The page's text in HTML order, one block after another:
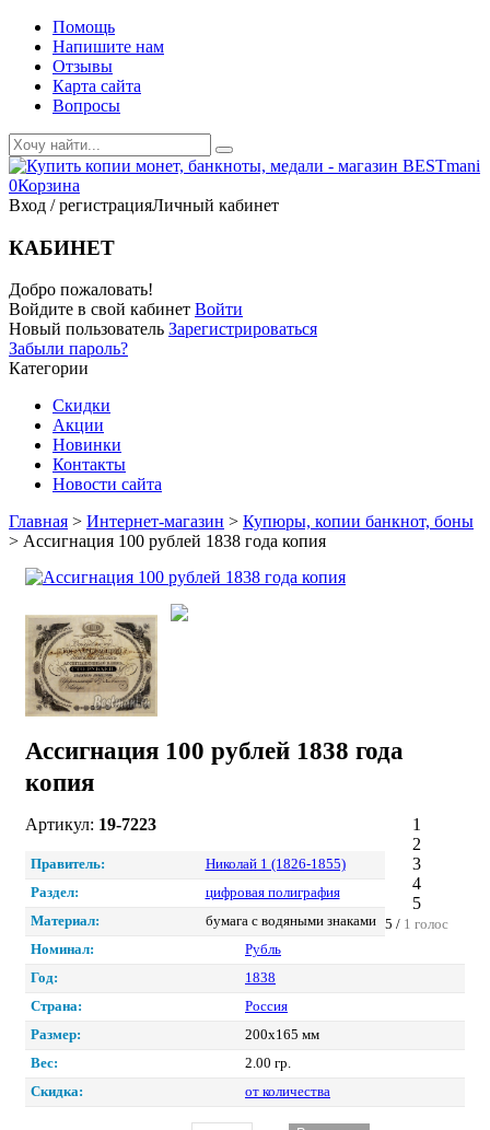
Помощь
Напишите нам
Отзывы
Карта сайта
Вопросы
0Корзина
Вход / регистрацияЛичный кабинет
КАБИНЕТ
Добро пожаловать!
Войдите в свой кабинет Войти
Новый пользователь Зарегистрироваться
Забыли пароль?
Категории
Скидки
Акции
Новинки
Контакты
Новости сайта
Главная > Интернет-магазин > Купюры, копии банкнот, боны
> Ассигнация 100 рублей 1838 года копия
Ассигнация 100 рублей 1838 года
копия
1
2
3
4
5
5 / 1 голос
Артикул: 19-7223
Правитель:
Николай 1 (1826-1855)
Раздел:
цифровая полиграфия
Материал:
бумага с водяными знаками
Номинал:
Рубль
Год:
1838
Страна:
Россия
Размер:
200х165 мм
Вес:
2.00 гр.
Скидка:
от количества